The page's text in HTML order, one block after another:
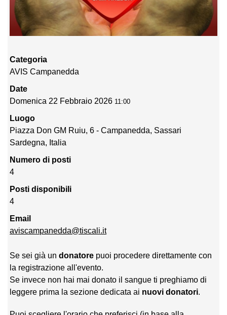
Categoria
AVIS Campanedda
Date
Domenica 22 Febbraio 2026 11:00
Luogo
Piazza Don GM Ruiu, 6 - Campanedda, Sassari
Sardegna, Italia
Numero di posti
4
Posti disponibili
4
Email
aviscampanedda@tiscali.it
Se sei già undonatore puoi procedere direttamente con
la registrazione all'evento.
Se invece non hai mai donato il sangue ti preghiamo di
leggere prima la sezione dedicata ai nuovi donatori.